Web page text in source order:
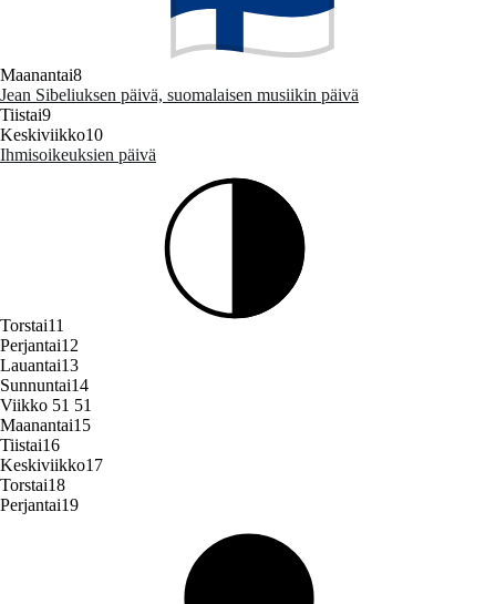
Maanantai8
Jean Sibeliuksen päivä, suomalaisen musiikin päivä
Tiistai9
Keskiviikko10
Ihmisoikeuksien päivä
Torstai11
Perjantai12
Lauantai13
Sunnuntai14
Viikko 51 51
Maanantai15
Tiistai16
Keskiviikko17
Torstai18
Perjantai19